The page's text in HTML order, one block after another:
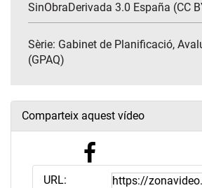
SinObraDerivada 3.0 España (CC
Sèrie: Gabinet de Planificació,
(GPAQ)
Comparteix aquest vídeo
URL: